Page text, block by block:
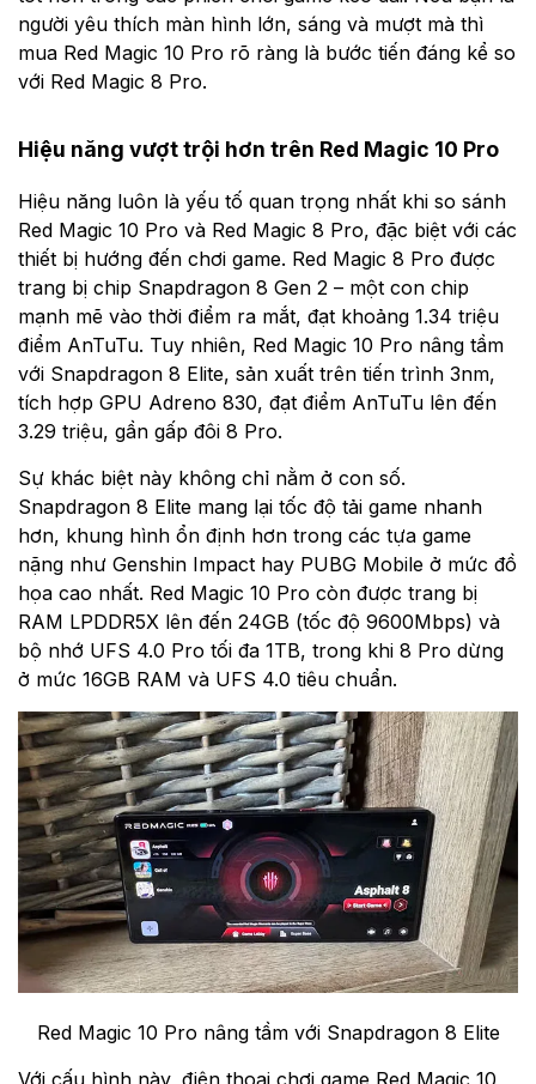
người yêu thích màn hình lớn, sáng và mượt mà thì
mua Red Magic 10 Pro rõ ràng là bước tiến đáng kể so
với Red Magic 8 Pro.
Hiệu năng vượt trội hơn trên Red Magic 10 Pro
Hiệu năng luôn là yếu tố quan trọng nhất khi so sánh
Red Magic 10 Pro và Red Magic 8 Pro, đặc biệt với các
thiết bị hướng đến chơi game. Red Magic 8 Pro được
trang bị chip Snapdragon 8 Gen 2 – một con chip
mạnh mẽ vào thời điểm ra mắt, đạt khoảng 1.34 triệu
điểm AnTuTu. Tuy nhiên, Red Magic 10 Pro nâng tầm
với Snapdragon 8 Elite, sản xuất trên tiến trình 3nm,
tích hợp GPU Adreno 830, đạt điểm AnTuTu lên đến
3.29 triệu, gần gấp đôi 8 Pro.
Sự khác biệt này không chỉ nằm ở con số.
Snapdragon 8 Elite mang lại tốc độ tải game nhanh
hơn, khung hình ổn định hơn trong các tựa game
nặng như Genshin Impact hay PUBG Mobile ở mức đồ
họa cao nhất. Red Magic 10 Pro còn được trang bị
RAM LPDDR5X lên đến 24GB (tốc độ 9600Mbps) và
bộ nhớ UFS 4.0 Pro tối đa 1TB, trong khi 8 Pro dừng
ở mức 16GB RAM và UFS 4.0 tiêu chuẩn.
Red Magic 10 Pro nâng tầm với Snapdragon 8 Elite